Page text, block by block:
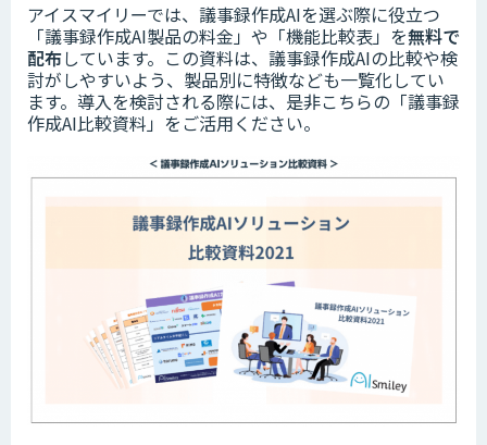
アイスマイリーでは、議事録作成AIを選ぶ際に役立つ
「議事録作成AI製品の料金」や「機能比較表」を無料で
配布しています。この資料は、議事録作成AIの比較や検
討がしやすいよう、製品別に特徴なども一覧化してい
ます。導入を検討される際には、是非こちらの「議事録
作成AI比較資料」をご活用ください。